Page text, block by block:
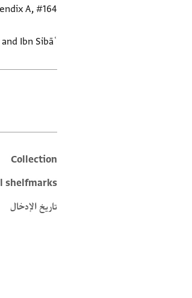
Ibn Sibāʿ
Collection
shelfmarks
تاريخ الإدخال